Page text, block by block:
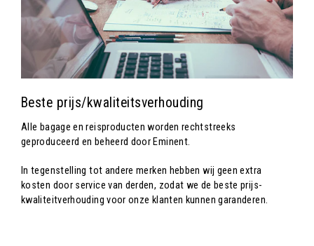
Beste prijs/kwaliteitsverhouding
Alle bagage en reisproducten worden rechtstreeks
geproduceerd en beheerd door Eminent.
In tegenstelling tot andere merken hebben wij geen extra
kosten door service van derden, zodat we de beste prijs-
kwaliteitverhouding voor onze klanten kunnen garanderen.